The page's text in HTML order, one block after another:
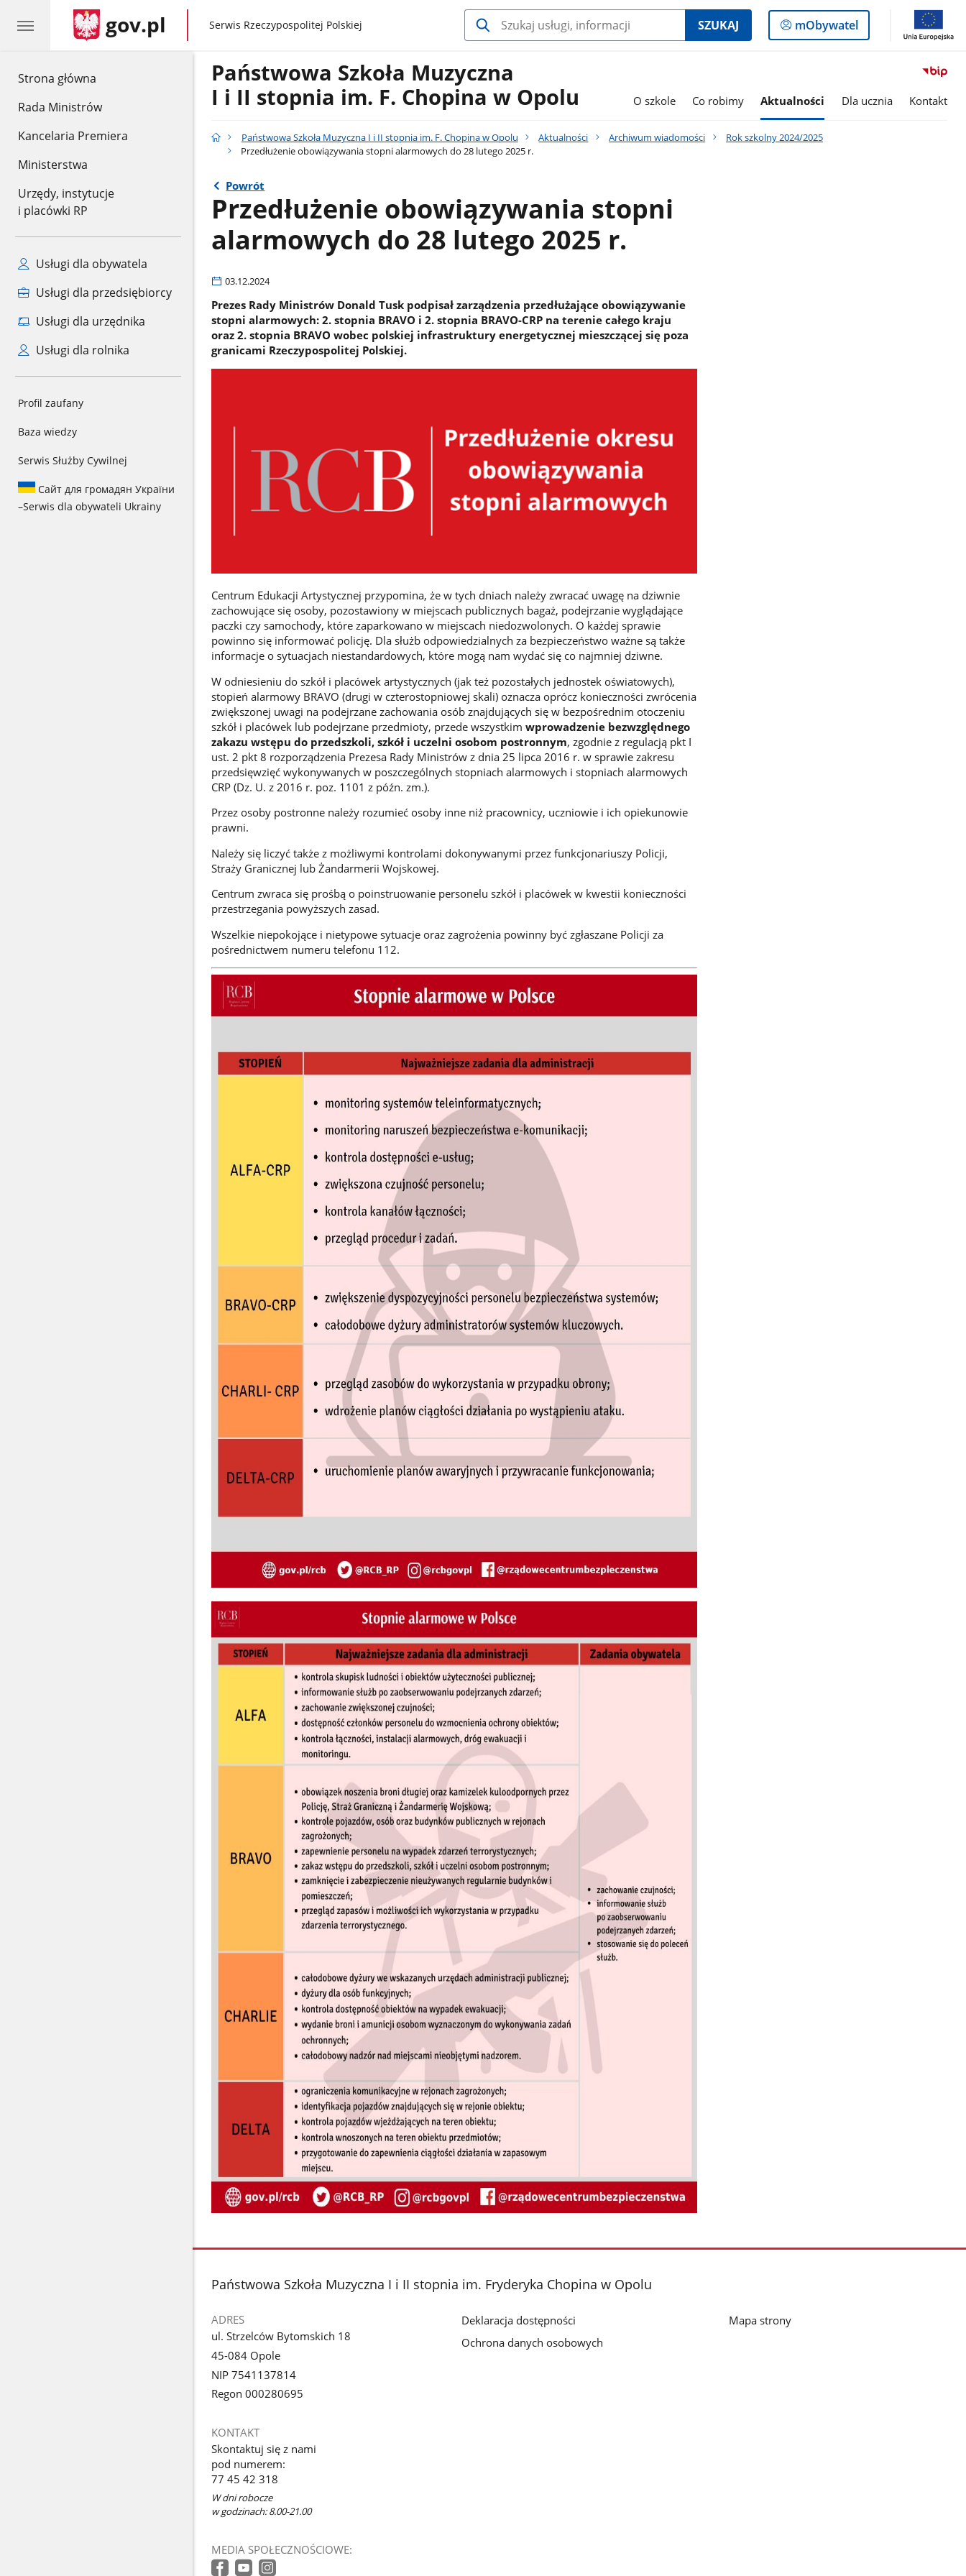
Strona główna
Rada Ministrów
Kancelaria Premiera
Ministerstwa
Urzędy, instytucje
i placówki RP
Usługi dla obywatela
Usługi dla przedsiębiorcy
Usługi dla urzędnika
Usługi dla rolnika
Profil zaufany
Baza wiedzy
Serwis Służby Cywilnej
Сайт для громадян України
–Serwis dla obywateli Ukrainy
gov.pl gov.pl
Serwis Rzeczypospolitej Polskiej SZUKAJ
Logowanie
do
mObywatel
Państwowa Szkoła Muzyczna
I i II stopnia im. F. Chopina w Opolu
O szkole Co robimy Aktualności Dla ucznia Kontakt
Państwowa Szkoła Muzyczna I i II stopnia im. F. Chopina w Opolu Aktualności Archiwum wiadomości
Rok szkolny 2024/2025
Przedłużenie obowiązywania stopni alarmowych do 28 lutego 2025 r.
Powrót
Przedłużenie obowiązywania stopni
alarmowych do 28 lutego 2025 r.
03.12.2024
Prezes Rady Ministrów Donald Tusk podpisał zarządzenia przedłużające obowiązywanie
stopni alarmowych: 2. stopnia BRAVO i 2. stopnia BRAVO-CRP na terenie całego kraju
oraz 2. stopnia BRAVO wobec polskiej infrastruktury energetycznej mieszczącej się poza
granicami Rzeczypospolitej Polskiej.
Centrum Edukacji Artystycznej przypomina, że w tych dniach należy zwracać uwagę na dziwnie
zachowujące się osoby, pozostawiony w miejscach publicznych bagaż, podejrzanie wyglądające
paczki czy samochody, które zaparkowano w miejscach niedozwolonych. O każdej sprawie
powinno się informować policję. Dla służb odpowiedzialnych za bezpieczeństwo ważne są także
informacje o sytuacjach niestandardowych, które mogą nam wydać się co najmniej dziwne.
W odniesieniu do szkół i placówek artystycznych (jak też pozostałych jednostek oświatowych),
stopień alarmowy BRAVO (drugi w czterostopniowej skali) oznacza oprócz konieczności zwrócenia
zwiększonej uwagi na podejrzane zachowania osób znajdujących się w bezpośrednim otoczeniu
szkół i placówek lub podejrzane przedmioty, przede wszystkim wprowadzenie bezwzględnego
zakazu wstępu do przedszkoli, szkół i uczelni osobom postronnym, zgodnie z regulacją pkt I
ust. 2 pkt 8 rozporządzenia Prezesa Rady Ministrów z dnia 25 lipca 2016 r. w sprawie zakresu
przedsięwzięć wykonywanych w poszczególnych stopniach alarmowych i stopniach alarmowych
CRP (Dz. U. z 2016 r. poz. 1101 z późn. zm.).
Przez osoby postronne należy rozumieć osoby inne niż pracownicy, uczniowie i ich opiekunowie
prawni.
Należy się liczyć także z możliwymi kontrolami dokonywanymi przez funkcjonariuszy Policji,
Straży Granicznej lub Żandarmerii Wojskowej.
Centrum zwraca się prośbą o poinstruowanie personelu szkół i placówek w kwestii konieczności
przestrzegania powyższych zasad.
Wszelkie niepokojące i nietypowe sytuacje oraz zagrożenia powinny być zgłaszane Policji za
pośrednictwem numeru telefonu 112.
stopka
Państwowa Szkoła Muzyczna I i II stopnia im. Fryderyka Chopina w Opolu
ADRES
ul. Strzelców Bytomskich 18
45-084 Opole
NIP 7541137814
Regon 000280695
KONTAKT
Skontaktuj się z nami
pod numerem:
77 45 42 318
W dni robocze
w godzinach: 8.00-21.00
MEDIA SPOŁECZNOŚCIOWE:
Deklaracja dostępności
Ochrona danych osobowych
Mapa strony